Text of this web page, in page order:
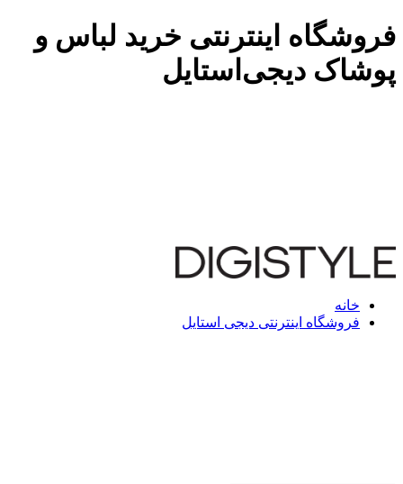
فروشگاه اینترنتی خرید لباس و
پوشاک دیجی‌استایل
خانه
فروشگاه اینترنتی دیجی استایل